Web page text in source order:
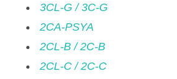
3CL-G / 3C-G
2CA-PSYA
2CL-B / 2C-B
2CL-C / 2C-C